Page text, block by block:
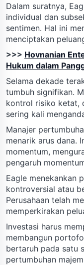
Dalam suratnya,
individual dan
sentimen. Hal ini
menciptakan
>>> Hovnanian
Hukum dalam
Selama dekade
tumbuh signifikan.
kontrol risiko ketat,
sering kali
Manajer
menarik arus dana.
momentum,
pengaruh
Eagle menekankan
kontroversial atau
Perusahaan telah
memperkirakan
Investasi harus
membangun
bertaruh pada satu
pertumbuhan